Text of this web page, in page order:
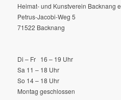
Heimat- und Kunstverein Backnang
Petrus-Jacobi-Weg 5
71522 Backnang
Di – Fr 16 – 19 Uhr
Sa 11 – 18 Uhr
So 14 – 18 Uhr
Montag geschlossen